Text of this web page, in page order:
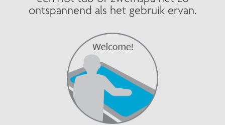
ontspannend als het gebruik ervan.